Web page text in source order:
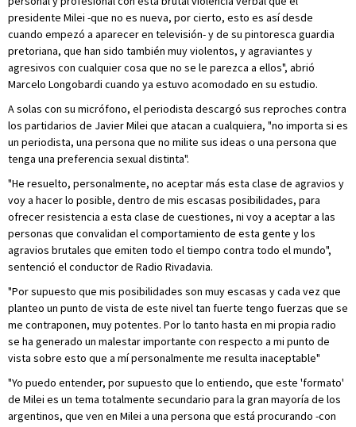
presidente Milei -que no es nueva, por cierto, esto es así desde
cuando empezó a aparecer en televisión- y de su pintoresca guardia
pretoriana, que han sido también muy violentos, y agraviantes y
agresivos con cualquier cosa que no se le parezca a ellos", abrió
Marcelo Longobardi cuando ya estuvo acomodado en su estudio.
A solas con su micrófono, el periodista descargó sus reproches contra
los partidarios de Javier Milei que atacan a cualquiera, "no importa si es
un periodista, una persona que no milite sus ideas o una persona que
tenga una preferencia sexual distinta".
"He resuelto, personalmente, no aceptar más esta clase de agravios y
voy a hacer lo posible, dentro de mis escasas posibilidades, para
ofrecer resistencia a esta clase de cuestiones, ni voy a aceptar a las
personas que convalidan el comportamiento de esta gente y los
agravios brutales que emiten todo el tiempo contra todo el mundo",
sentenció el conductor de Radio Rivadavia.
"Por supuesto que mis posibilidades son muy escasas y cada vez que
planteo un punto de vista de este nivel tan fuerte tengo fuerzas que se
me contraponen, muy potentes. Por lo tanto hasta en mi propia radio
se ha generado un malestar importante con respecto a mi punto de
vista sobre esto que a mí personalmente me resulta inaceptable"
"Yo puedo entender, por supuesto que lo entiendo, que este 'formato'
de Milei es un tema totalmente secundario para la gran mayoría de los
argentinos, que ven en Milei a una persona que está procurando -con